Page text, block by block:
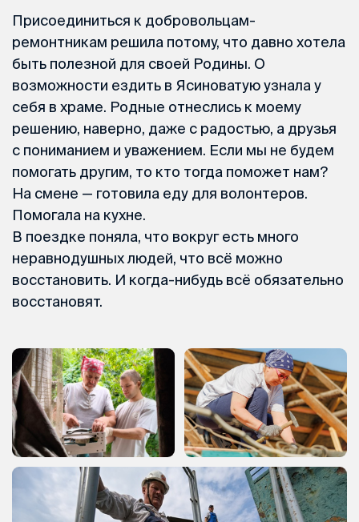
Присоединиться к добровольцам-
ремонтникам решила потому, что давно хотела
быть полезной для своей Родины. О
возможности ездить в Ясиноватую узнала у
себя в храме. Родные отнеслись к моему
решению, наверно, даже с радостью, а друзья
с пониманием и уважением. Если мы не будем
помогать другим, то кто тогда поможет нам?
На смене — готовила еду для волонтеров.
Помогала на кухне.
В поездке поняла, что вокруг есть много
неравнодушных людей, что всё можно
восстановить. И когда-нибудь всё обязательно
восстановят.